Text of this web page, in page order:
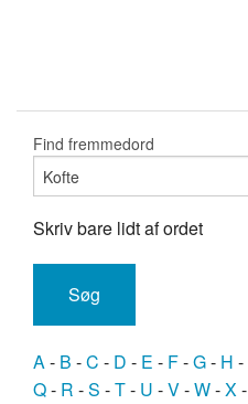
Find fremmedord
Skriv bare lidt af ordet
A- B -C - D - E - F-G- H -
Q- R -S -T- U -V-W-X-